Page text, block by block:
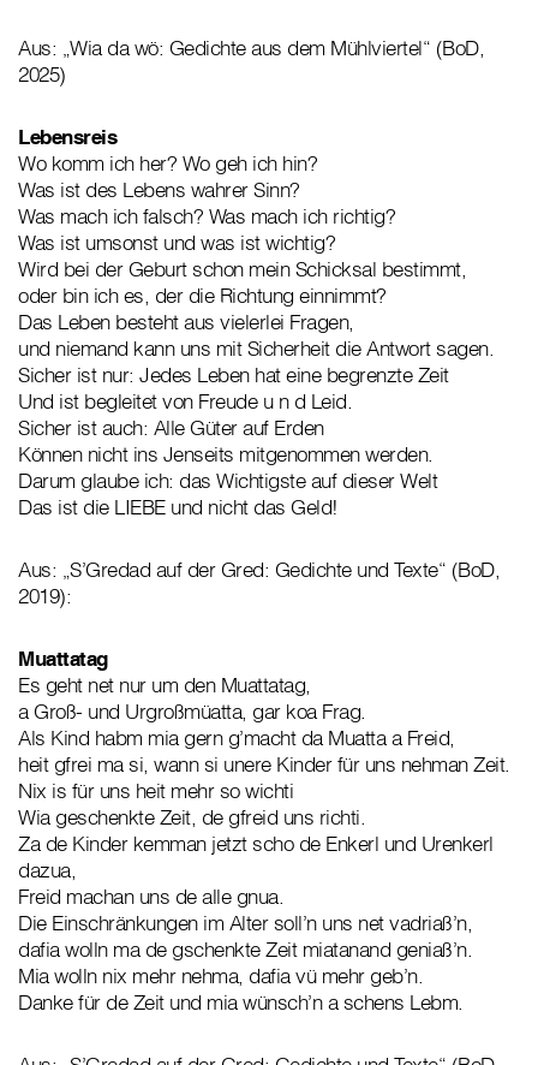
Aus: „Wia da wö: Gedichte aus dem Mühlviertel“ (BoD,
2025)
Lebensreis
Wo komm ich her? Wo geh ich hin?
Was ist des Lebens wahrer Sinn?
Was mach ich falsch? Was mach ich richtig?
Was ist umsonst und was ist wichtig?
Wird bei der Geburt schon mein Schicksal bestimmt,
oder bin ich es, der die Richtung einnimmt?
Das Leben besteht aus vielerlei Fragen,
und niemand kann uns mit Sicherheit die Antwort sagen.
Sicher ist nur: Jedes Leben hat eine begrenzte Zeit
Und ist begleitet von Freude u n d Leid.
Sicher ist auch: Alle Güter auf Erden
Können nicht ins Jenseits mitgenommen werden.
Darum glaube ich: das Wichtigste auf dieser Welt
Das ist die LIEBE und nicht das Geld!
Aus: „S’Gredad auf der Gred: Gedichte und Texte“ (BoD,
2019):
Muattatag
Es geht net nur um den Muattatag,
a Groß- und Urgroßmüatta, gar koa Frag.
Als Kind habm mia gern g’macht da Muatta a Freid,
heit gfrei ma si, wann si unere Kinder für uns nehman Zeit.
Nix is für uns heit mehr so wichti
Wia geschenkte Zeit, de gfreid uns richti.
Za de Kinder kemman jetzt scho de Enkerl und Urenkerl
dazua,
Freid machan uns de alle gnua.
Die Einschränkungen im Alter soll’n uns net vadriaß’n,
dafia wolln ma de gschenkte Zeit miatanand geniaß’n.
Mia wolln nix mehr nehma, dafia vü mehr geb’n.
Danke für de Zeit und mia wünsch’n a schens Lebm.